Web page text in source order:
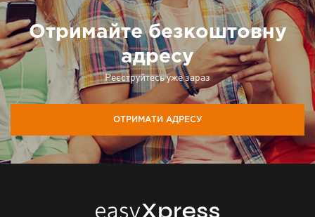
Отримайте безкоштовну
адресу
Реєструйтесь уже зараз
ОТРИМАТИ АДРЕСУ